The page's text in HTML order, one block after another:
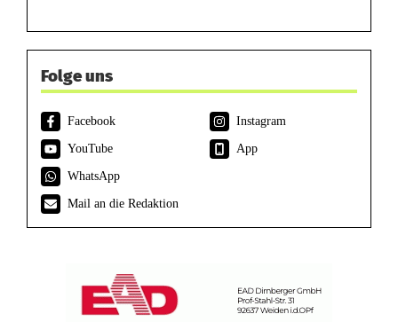
Folge uns
Facebook
Instagram
YouTube
App
WhatsApp
Mail an die Redaktion